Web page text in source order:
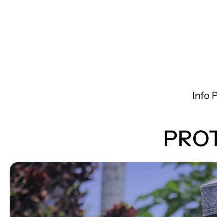
Info